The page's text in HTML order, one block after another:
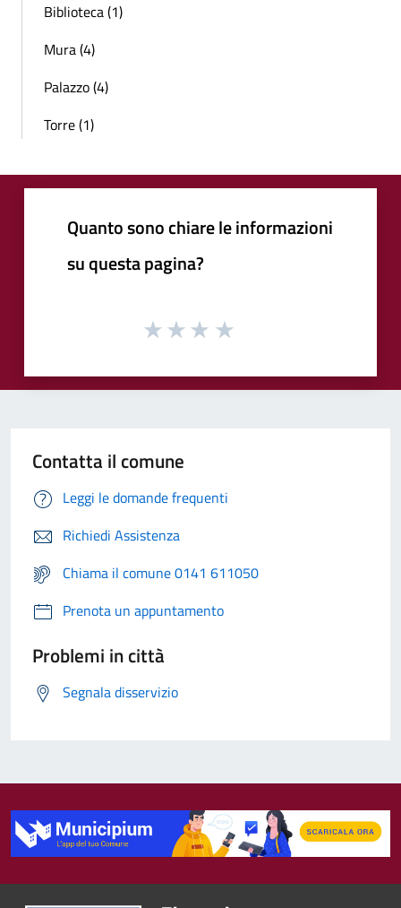
Biblioteca (1)
Mura (4)
Palazzo (4)
Torre (1)
Quanto sono chiare le informazioni
su questa pagina?
Contatta il comune
Leggi le domande frequenti
Richiedi Assistenza
Chiama il comune 0141 611050
Prenota un appuntamento
Problemi in città
Segnala disservizio